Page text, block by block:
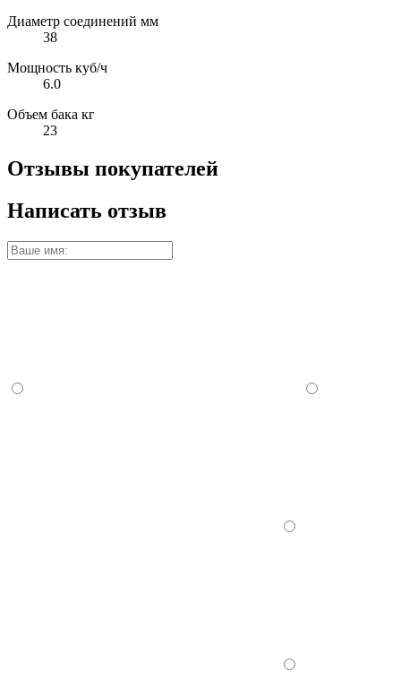
Диаметр соединений мм
38
Мощность куб/ч
6.0
Объем бака кг
23
Отзывы покупателей
Написать отзыв